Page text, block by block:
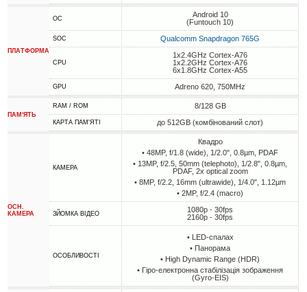
ПЛАТФОРМА
ОС
Android 10
(Funtouch 10)
SOC Qualcomm Snapdragon 765G
CPU
1x2.4GHz Cortex-A76
1x2.2GHz Cortex-A76
6x1.8GHz Cortex-A55
GPU Adreno 620, 750MHz
ПАМ'ЯТЬ
RAM / ROM 8/128 GB
КАРТА ПАМ'ЯТІ до 512GB (комбінований слот)
ОСН.
КАМЕРА
КАМЕРА
Квадро
• 48MP, f/1.8 (wide), 1/2.0", 0.8µm, PDAF
• 13MP, f/2.5, 50mm (telephoto), 1/2.8", 0.8µm,
PDAF, 2x optical zoom
• 8MP, f/2.2, 16mm (ultrawide), 1/4.0", 1.12µm
• 2MP, f/2.4 (macro)
ЗЙОМКА ВІДЕО
1080p - 30fps
2160p - 30fps
ОСОБЛИВОСТІ
• LED-спалах
• Панорама
• High Dynamic Range (HDR)
• Гіро-електронна стабілізація зображення
(Gyro-EIS)